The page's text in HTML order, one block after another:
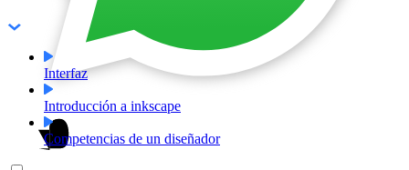
Interfaz
Introducción a inkscape
Competencias de un diseñador